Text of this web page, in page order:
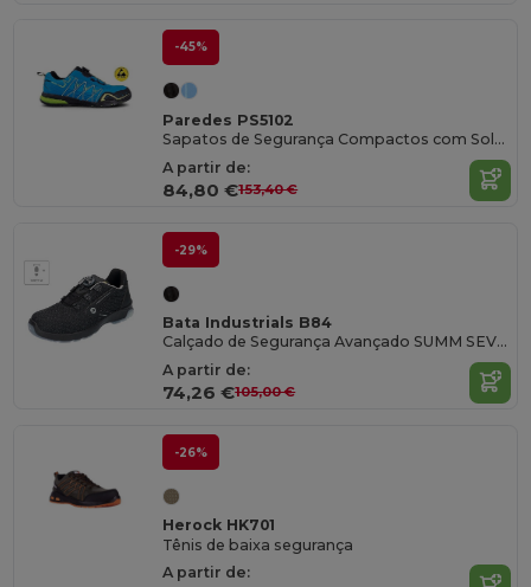
-45%
Paredes PS5102
Sapatos de Segurança Compactos com Sola Antiderrapante
A partir de:
84,80 €153,40 €
-29%
Bata Industrials B84
Calçado de Segurança Avançado SUMM SEVEN
A partir de:
74,26 €105,00 €
-26%
Herock HK701
Tênis de baixa segurança
A partir de: